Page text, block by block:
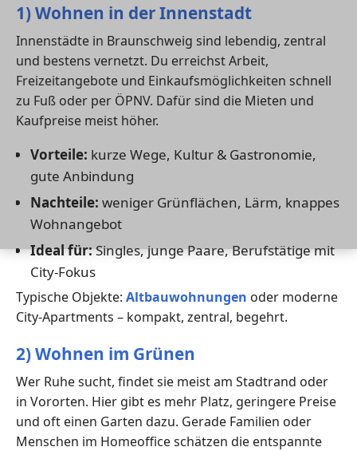
1) Wohnen in der Innenstadt
Innenstädte in Braunschweig sind lebendig, zentral
und bestens vernetzt. Du erreichst Arbeit,
Freizeitangebote und Einkaufsmöglichkeiten schnell
zu Fuß oder per ÖPNV. Dafür sind die Mieten und
Kaufpreise meist höher.
Vorteile: kurze Wege, Kultur & Gastronomie,
gute Anbindung
Nachteile: weniger Grünflächen, Lärm, knappes
Wohnangebot
Ideal für:Singles, junge Paare, Berufstätige mit
City-Fokus
Typische Objekte: Altbauwohnungen oder moderne
City-Apartments – kompakt, zentral, begehrt.
2) Wohnen im Grünen
Wer Ruhe sucht, findet sie meist am Stadtrand oder
in Vororten. Hier gibt es mehr Platz, geringere Preise
und oft einen Garten dazu. Gerade Familien oder
Menschen im Homeoffice schätzen die entspannte